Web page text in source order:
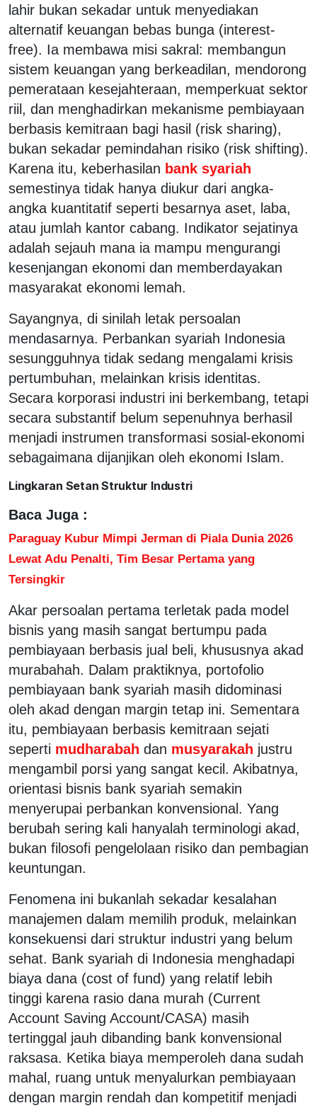
lahir bukan sekadar untuk menyediakan
alternatif keuangan bebas bunga (interest-
free). Ia membawa misi sakral: membangun
sistem keuangan yang berkeadilan, mendorong
pemerataan kesejahteraan, memperkuat sektor
riil, dan menghadirkan mekanisme pembiayaan
berbasis kemitraan bagi hasil (risk sharing),
bukan sekadar pemindahan risiko (risk shifting).
Karena itu, keberhasilan bank syariah
semestinya tidak hanya diukur dari angka-
angka kuantitatif seperti besarnya aset, laba,
atau jumlah kantor cabang. Indikator sejatinya
adalah sejauh mana ia mampu mengurangi
kesenjangan ekonomi dan memberdayakan
masyarakat ekonomi lemah.
Sayangnya, di sinilah letak persoalan
mendasarnya. Perbankan syariah Indonesia
sesungguhnya tidak sedang mengalami krisis
pertumbuhan, melainkan krisis identitas.
Secara korporasi industri ini berkembang, tetapi
secara substantif belum sepenuhnya berhasil
menjadi instrumen transformasi sosial-ekonomi
sebagaimana dijanjikan oleh ekonomi Islam.
Lingkaran Setan Struktur Industri
Baca Juga :
Paraguay Kubur Mimpi Jerman di Piala Dunia 2026
Lewat Adu Penalti, Tim Besar Pertama yang
Tersingkir
Akar persoalan pertama terletak pada model
bisnis yang masih sangat bertumpu pada
pembiayaan berbasis jual beli, khususnya akad
murabahah. Dalam praktiknya, portofolio
pembiayaan bank syariah masih didominasi
oleh akad dengan margin tetap ini. Sementara
itu, pembiayaan berbasis kemitraan sejati
seperti mudharabah dan musyarakah justru
mengambil porsi yang sangat kecil. Akibatnya,
orientasi bisnis bank syariah semakin
menyerupai perbankan konvensional. Yang
berubah sering kali hanyalah terminologi akad,
bukan filosofi pengelolaan risiko dan pembagian
keuntungan.
Fenomena ini bukanlah sekadar kesalahan
manajemen dalam memilih produk, melainkan
konsekuensi dari struktur industri yang belum
sehat. Bank syariah di Indonesia menghadapi
biaya dana (cost of fund) yang relatif lebih
tinggi karena rasio dana murah (Current
Account Saving Account/CASA) masih
tertinggal jauh dibanding bank konvensional
raksasa. Ketika biaya memperoleh dana sudah
mahal, ruang untuk menyalurkan pembiayaan
dengan margin rendah dan kompetitif menjadi